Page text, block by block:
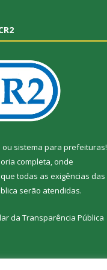
ou sistema para prefeituras!
completa, onde
todas as exigências das
serão atendidas.
da Transparência Pública